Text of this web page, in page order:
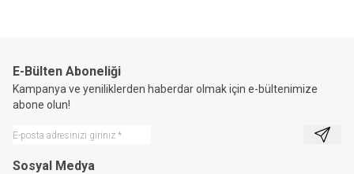
E-Bülten Aboneliği
Kampanya ve yeniliklerden haberdar olmak için e-bültenimize
abone olun!
Kayıt
Sosyal Medya